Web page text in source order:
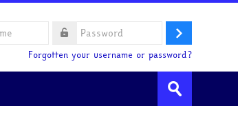
Log
Forgotten your username or password?
Submit